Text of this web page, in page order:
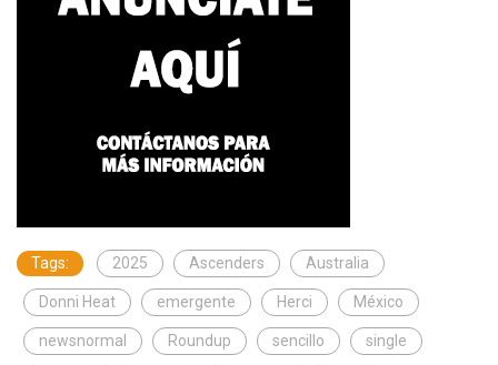
Tags: 2025 Ascenders Australia
Donni Heat emergente Herci México
newsnormal Roundup sencillo single